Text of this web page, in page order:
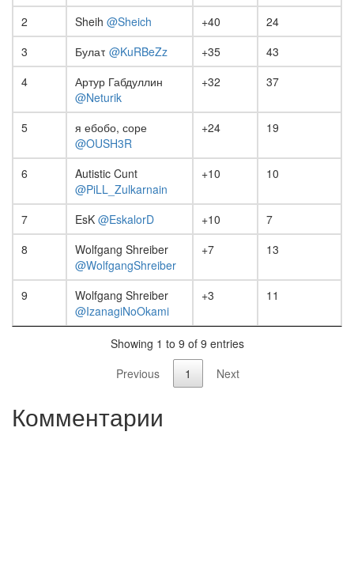
2
Sheih @Sheich +40
24
3
Булаτ @KuRBeZz +35
43
4
Артур Габдуллин
@Neturik
+32 37
5
я ебобо, соре
@OUSH3R
+24 19
6
Autistic Cunt
@PiLL_Zulkarnain
+10 10
7 EsK @EskalorD +10
7
8
Wolfgang Shreiber
@WolfgangShreiber
+7 13
9
Wolfgang Shreiber
@IzanagiNoOkami
+3 11
Showing 1 to 9 of 9 entries
Previous
1 Next
Комментарии